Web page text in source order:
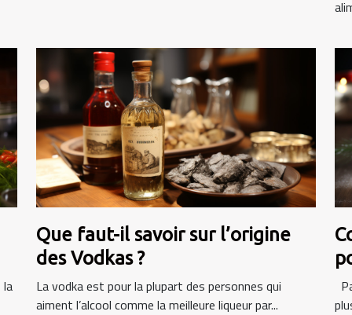
la
Que faut-il savoir sur l’origine
des Vodkas ?
La vodka est pour la plupart des personnes qui
aiment l’alcool comme la meilleure liqueur par...